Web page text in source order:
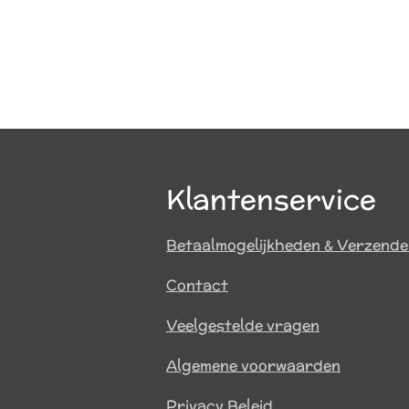
Klantenservice
Betaalmogelijkheden &
Contact
Veelgestelde vragen
Algemene voorwaarden